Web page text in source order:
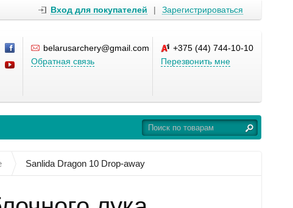
Вход для покупателей | Зарегистрироваться
belarusarchery@gmail.com
Обратная связь
+375 (44) 744-10-10
Перезвонить мне
Sanlida Dragon 10 Drop-away